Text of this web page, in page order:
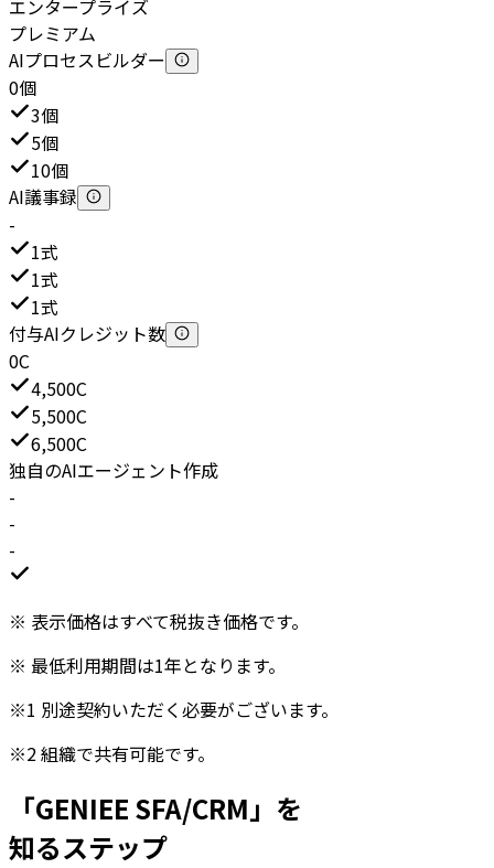
エンタープライズ
プレミアム
AIプロセスビルダー
0個
3個
5個
10個
AI議事録
-
1式
1式
1式
付与AIクレジット数
0C
4,500C
5,500C
6,500C
独自のAIエージェント作成
-
-
-
※ 表示価格はすべて税抜き価格です。
※ 最低利用期間は1年となります。
※1 別途契約いただく必要がございます。
※2組織で共有可能です。
「GENIEE SFA/CRM」を
知るステップ